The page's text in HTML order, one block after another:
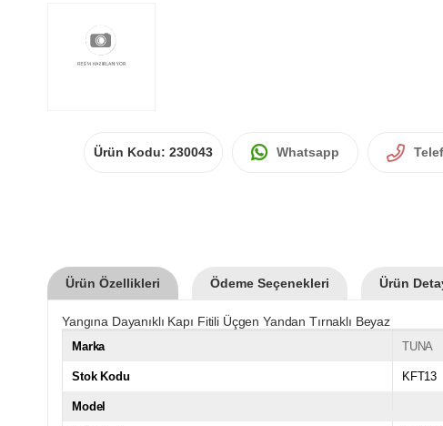
Ürün Kodu: 230043 Whatsapp
Ürün Özellikleri Ödeme Seçenekleri Ürün
Yangına Dayanıklı Kapı Fitili Üçgen Yandan Tırnaklı Beyaz
Marka TUNA
Stok Kodu KFT13
Model